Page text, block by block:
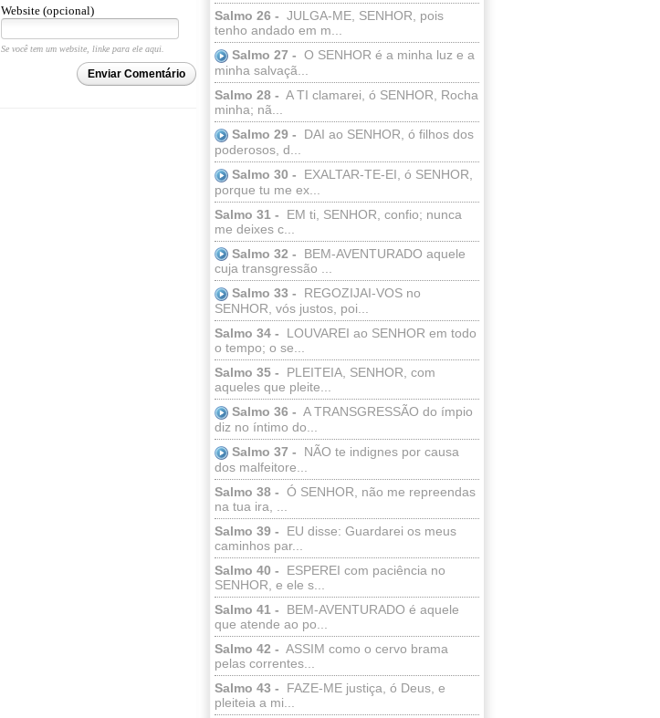
Salmo 26 - JULGA-ME, SENHOR, pois
tenho andado em m...
Salmo 27 - O SENHOR é a minha luz e a
minha salvaçã...
Salmo 28 - A TI clamarei, ó SENHOR, Rocha
minha; nã...
Salmo 29 -
DAI ao SENHOR, ó filhos dos
poderosos, d...
Salmo 30 -
EXALTAR-TE-EI, ó SENHOR,
porque tu me ex...
Salmo 31 -
EM ti, SENHOR, confio; nunca
me deixes c...
Salmo 32 -
BEM-AVENTURADO aquele
cuja transgressão ...
Salmo 33 -
REGOZIJAI-VOS no
SENHOR, vós justos, poi...
Salmo 34 -
LOUVAREI ao SENHOR em todo
o tempo; o se...
Salmo 35 -
PLEITEIA, SENHOR, com
aqueles que pleite...
Salmo 36 - A TRANSGRESSÃO do ímpio
diz no íntimo do...
Salmo 37 -
NÃO te indignes por causa
dos malfeitore...
Salmo 38 - Ó SENHOR, não me repreendas
na tua ira, ...
Salmo 39 -
EU disse: Guardarei os meus
caminhos par...
Salmo 40 -
ESPEREI com paciência no
SENHOR, e ele s...
Salmo 41 -
BEM-AVENTURADO é aquele
que atende ao po...
Salmo 42 - ASSIM como o cervo brama
pelas correntes...
Salmo 43 -
FAZE-ME justiça, ó Deus, e
pleiteia a mi...
Website (opcional)
Se você tem um website, linke para ele aqui.
Enviar Comentário